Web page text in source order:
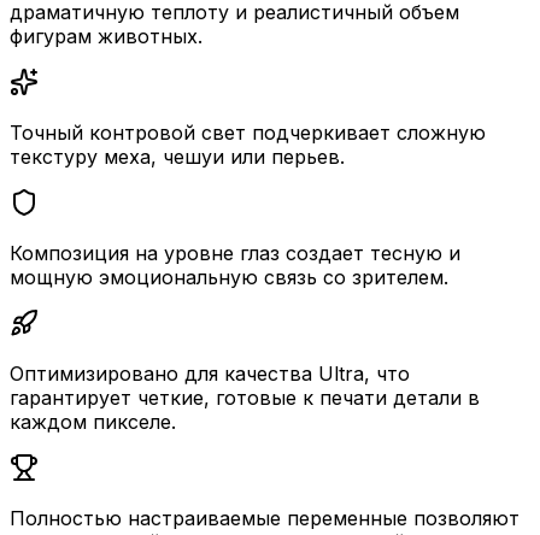
драматичную теплоту и реалистичный объем
фигурам животных.
Точный контровой свет подчеркивает сложную
текстуру меха, чешуи или перьев.
Композиция на уровне глаз создает тесную и
мощную эмоциональную связь со зрителем.
Оптимизировано для качества Ultra, что
гарантирует четкие, готовые к печати детали в
каждом пикселе.
Полностью настраиваемые переменные позволяют